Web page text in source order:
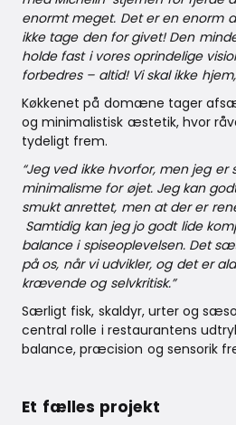
enormt meget. Det er en enorm
ikke tage den for givet! Den
holde fast i vores oprindelige
forbedres – altid! Vi skal ikke
Køkkenet på domæne tager
og minimalistisk æstetik, hvor
tydeligt frem.
“Jeg ved ikke hvorfor, men jeg
minimalisme for øjet. Jeg kan
smukt anrettet, men at der er
Samtidig kan jeg jo godt lide
balance i spiseoplevelsen. Det
på os, når vi udvikler, og det er
krævende og selvkritisk.”
Særligt fisk, skaldyr, urter og
central rolle i restaurantens
balance, præcision og sensorik
Et fælles projekt